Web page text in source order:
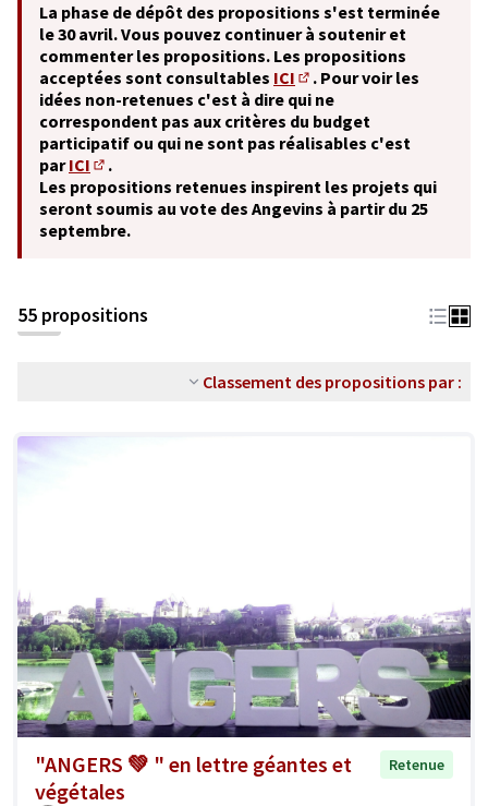
La phase de dépôt des propositions s'est terminée
le 30 avril. Vous pouvez continuer à soutenir et
commenter les propositions. Les propositions
acceptées sont consultables ICI
(S'ouvre dans un nouvel
. Pour voir les
idées non-retenues c'est à dire qui ne
correspondent pas aux critères du budget
participatif ou qui ne sont pas réalisables c'est
parICI
(S'ouvre dans un nouvel onglet)
.
Les propositions retenues inspirent les projets qui
seront soumis au vote des Angevins à partir du 25
septembre.
55 propositions
Classement des propositions par :
"ANGERS 💚 " en lettre géantes et
végétales
Retenue